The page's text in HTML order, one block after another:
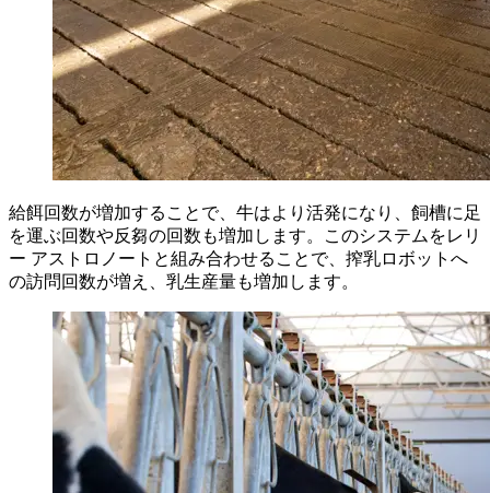
給餌回数が増加することで、牛はより活発になり、飼槽に足
を運ぶ回数や反芻の回数も増加します。このシステムをレリ
ー アストロノートと組み合わせることで、搾乳ロボットへ
の訪問回数が増え、乳生産量も増加します。